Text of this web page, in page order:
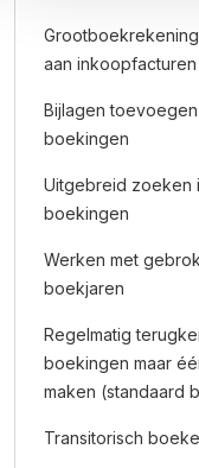
aan inkoopfacturen
Bijlagen toevoegen
boekingen
Uitgebreid zoeken
boekingen
Werken met
boekjaren
Regelmatig
boekingen maar
maken (standaard
Transitorisch